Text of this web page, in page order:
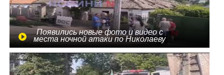
Появились новые фото и видео с
места ночной атаки по Николаеву